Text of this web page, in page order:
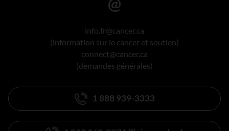
info.fr@cancer.ca
(information sur le cancer et soutien)
connect@cancer.ca
(demandes générales)
1 888 939-3333